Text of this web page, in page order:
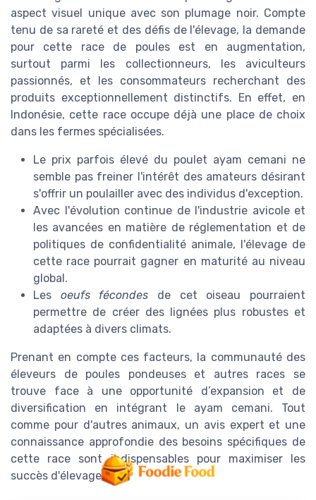
aspect visuel unique avec son plumage noir. Compte
tenu de sa rareté et des défis de l'élevage, la demande
pour cette race de poules est en augmentation,
surtout parmi les collectionneurs, les aviculteurs
passionnés, et les consommateurs recherchant des
produits exceptionnellement distinctifs. En effet, en
Indonésie, cette race occupe déjà une place de choix
dans les fermes spécialisées.
Le prix parfois élevé du poulet ayam cemani ne
semble pas freiner l'intérêt des amateurs désirant
s'offrir un poulailler avec des individus d'exception.
Avec l'évolution continue de l'industrie avicole et
les avancées en matière de réglementation et de
politiques de confidentialité animale, l'élevage de
cette race pourrait gagner en maturité au niveau
global.
Les oeufs fécondes de cet oiseau pourraient
permettre de créer des lignées plus robustes et
adaptées à divers climats.
Prenant en compte ces facteurs, la communauté des
éleveurs de poules pondeuses et autres races se
trouve face à une opportunité d’expansion et de
diversification en intégrant le ayam cemani. Tout
comme pour d'autres animaux, un avis expert et une
connaissance approfondie des besoins spécifiques de
cette race sont indispensables pour maximiser les
succès d'élevage.